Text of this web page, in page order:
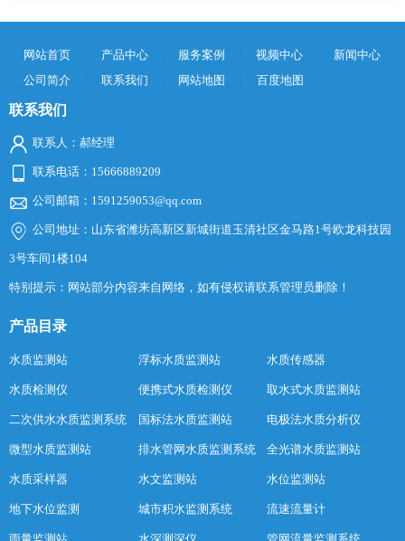
网站首页 产品中心 服务案例 视频中心
新闻中心
公司简介
联系我们 网站地图 百度地图
联系我们
联系人：郝经理
联系电话：15666889209
公司邮箱：1591259053@qq.com
公司地址：山东省潍坊高新区新城街道玉清社区金马路1号欧龙科技园
3号车间1楼104
特别提示：网站部分内容来自网络，如有侵权请联系管理员删除！
产品目录
水质监测站 浮标水质监测站 水质传感器
水质检测仪 便携式水质检测仪 取水式水质监测站
二次供水水质监测系统 国标法水质监测站 电极法水质分析仪
微型水质监测站 排水管网水质监测系统 全光谱水质监测站
水质采样器 水文监测站 水位监测站
地下水位监测 城市积水监测系统 流速流量计